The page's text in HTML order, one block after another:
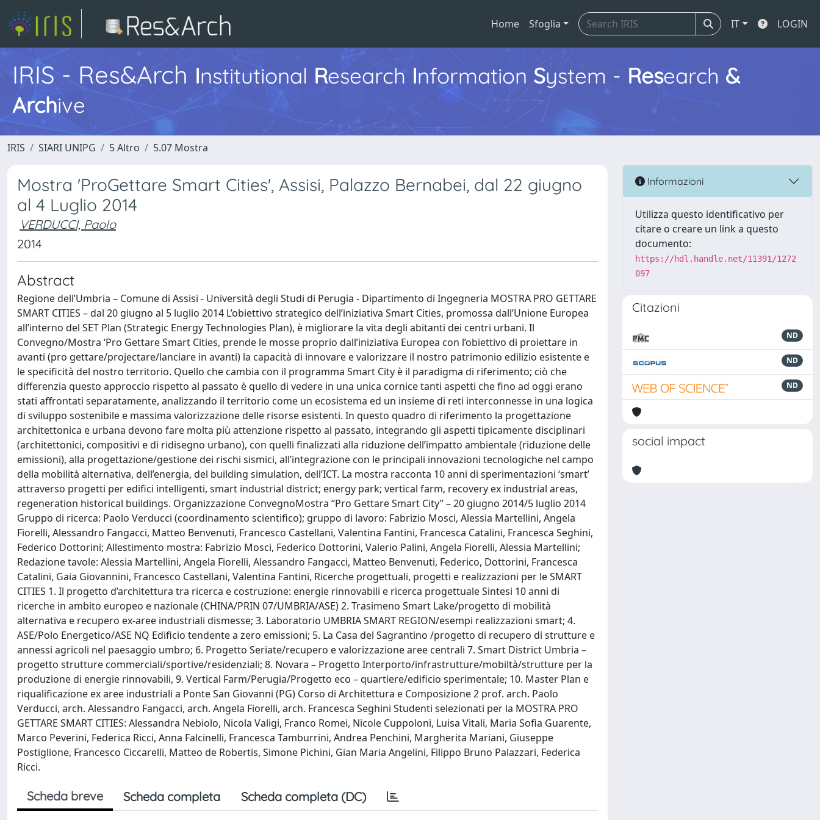
Home Sfoglia IT LOGIN
IRIS - Res&Arch Institutional Research Information System - Research &
Archive
IRIS SIARI UNIPG 5 Altro 5.07 Mostra
Mostra 'ProGettare Smart Cities', Assisi, Palazzo Bernabei, dal 22 giugno
al 4 Luglio 2014
VERDUCCI, Paolo
2014
Abstract
Regione dell’Umbria – Comune di Assisi - Università degli Studi di Perugia - Dipartimento di Ingegneria MOSTRA PRO GETTARE
SMART CITIES – dal 20 giugno al 5 luglio 2014 L’obiettivo strategico dell’iniziativa Smart Cities, promossa dall’Unione Europea
all’interno del SET Plan (Strategic Energy Technologies Plan), è migliorare la vita degli abitanti dei centri urbani. Il
Convegno/Mostra ‘Pro Gettare Smart Cities, prende le mosse proprio dall’iniziativa Europea con l’obiettivo di proiettare in
avanti (pro gettare/projectare/lanciare in avanti) la capacità di innovare e valorizzare il nostro patrimonio edilizio esistente e
le specificità del nostro territorio. Quello che cambia con il programma Smart City è il paradigma di riferimento; ciò che
differenzia questo approccio rispetto al passato è quello di vedere in una unica cornice tanti aspetti che fino ad oggi erano
stati affrontati separatamente, analizzando il territorio come un ecosistema ed un insieme di reti interconnesse in una logica
di sviluppo sostenibile e massima valorizzazione delle risorse esistenti. In questo quadro di riferimento la progettazione
architettonica e urbana devono fare molta più attenzione rispetto al passato, integrando gli aspetti tipicamente disciplinari
(architettonici, compositivi e di ridisegno urbano), con quelli finalizzati alla riduzione dell’impatto ambientale (riduzione delle
emissioni), alla progettazione/gestione dei rischi sismici, all’integrazione con le principali innovazioni tecnologiche nel campo
della mobilità alternativa, dell’energia, del building simulation, dell’ICT. La mostra racconta 10 anni di sperimentazioni ‘smart’
attraverso progetti per edifici intelligenti, smart industrial district; energy park; vertical farm, recovery ex industrial areas,
regeneration historical buildings. Organizzazione ConvegnoMostra “Pro Gettare Smart City” – 20 giugno 2014/5 luglio 2014
Gruppo di ricerca: Paolo Verducci (coordinamento scientifico); gruppo di lavoro: Fabrizio Mosci, Alessia Martellini, Angela
Fiorelli, Alessandro Fangacci, Matteo Benvenuti, Francesco Castellani, Valentina Fantini, Francesca Catalini, Francesca Seghini,
Federico Dottorini; Allestimento mostra: Fabrizio Mosci, Federico Dottorini, Valerio Palini, Angela Fiorelli, Alessia Martellini;
Redazione tavole: Alessia Martellini, Angela Fiorelli, Alessandro Fangacci, Matteo Benvenuti, Federico, Dottorini, Francesca
Catalini, Gaia Giovannini, Francesco Castellani, Valentina Fantini, Ricerche progettuali, progetti e realizzazioni per le SMART
CITIES 1. Il progetto d’architettura tra ricerca e costruzione: energie rinnovabili e ricerca progettuale Sintesi 10 anni di
ricerche in ambito europeo e nazionale (CHINA/PRIN 07/UMBRIA/ASE) 2. Trasimeno Smart Lake/progetto di mobilità
alternativa e recupero ex-aree industriali dismesse; 3. Laboratorio UMBRIA SMART REGION/esempi realizzazioni smart; 4.
ASE/Polo Energetico/ASE NQ Edificio tendente a zero emissioni; 5. La Casa del Sagrantino /progetto di recupero di strutture e
annessi agricoli nel paesaggio umbro; 6. Progetto Seriate/recupero e valorizzazione aree centrali 7. Smart District Umbria –
progetto strutture commerciali/sportive/residenziali; 8. Novara – Progetto Interporto/infrastrutture/mobiltà/strutture per la
produzione di energie rinnovabili, 9. Vertical Farm/Perugia/Progetto eco – quartiere/edificio sperimentale; 10. Master Plan e
riqualificazione ex aree industriali a Ponte San Giovanni (PG) Corso di Architettura e Composizione 2 prof. arch. Paolo
Verducci, arch. Alessandro Fangacci, arch. Angela Fiorelli, arch. Francesca Seghini Studenti selezionati per la MOSTRA PRO
GETTARE SMART CITIES: Alessandra Nebiolo, Nicola Valigi, Franco Romei, Nicole Cuppoloni, Luisa Vitali, Maria Sofia Guarente,
Marco Peverini, Federica Ricci, Anna Falcinelli, Francesca Tamburrini, Andrea Penchini, Margherita Mariani, Giuseppe
Postiglione, Francesco Ciccarelli, Matteo de Robertis, Simone Pichini, Gian Maria Angelini, Filippo Bruno Palazzari, Federica
Ricci.
Scheda breve Scheda completa Scheda completa (DC)
Informazioni
Utilizza questo identificativo per
citare o creare un link a questo
documento:
https://hdl.handle.net/11391/1272
097
Citazioni
ND
ND
ND
social impact